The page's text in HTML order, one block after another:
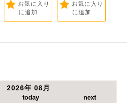
お気に入り
に追加
お気に入り
に追加
2026年 08月